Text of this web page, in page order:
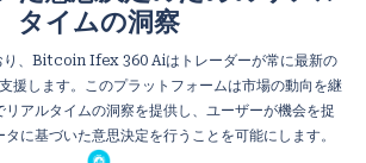
タイムの洞察
り、Bitcoin Ifex 360 Aiはトレーダーが常に最新の
援します。このプラットフォームは市場の動向を継
アルタイムの洞察を提供し、ユーザーが機会を捉
に基づいた意思決定を行うことを可能にします。